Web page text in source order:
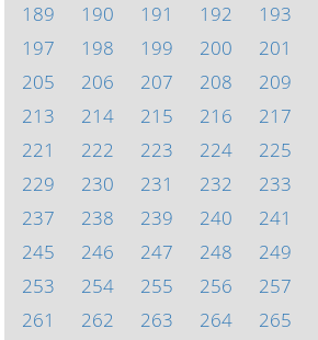
189
190 191 192 193
197
198 199 200 201
205
206 207 208 209
213
214 215 216 217
221
222 223 224 225
229
230 231 232 233
237
238 239 240 241
245
246 247 248 249
253
254 255 256 257
261
262 263 264 265